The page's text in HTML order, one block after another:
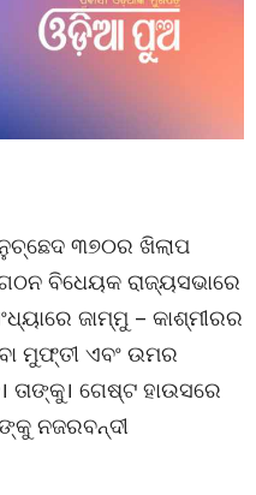
୩୭୦ର ଖିଲାପ
ବିଧେୟକ ରାଜ୍ୟସଭାରେ
ଜାମ୍ମୁ – କାଶ୍ମୀରର
ମୁଫ୍ତୀ ଏବଂ ଉମର
ଗେଷ୍ଟ ହାଉସରେ
ନଜରବନ୍ଦୀ